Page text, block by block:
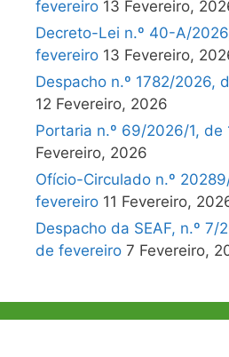
fevereiro 13 Fevereiro,
Decreto-Lei n.º 40-A/
fevereiro 13 Fevereiro,
Despacho n.º 1782/2026,
12 Fevereiro, 2026
Portaria n.º 69/2026/1, de
Fevereiro, 2026
Ofício-Circulado n.º
fevereiro 11 Fevereiro,
Despacho da SEAF, n.º 7/
de fevereiro 7 Fevereiro,